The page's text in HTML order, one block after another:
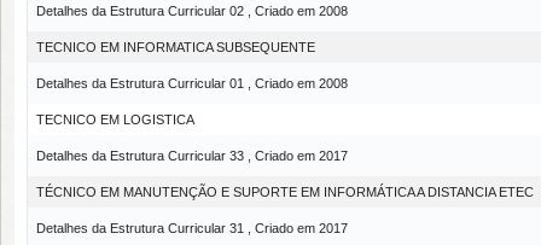
Detalhes da Estrutura Curricular 02 , Criado em 2008
TECNICO EM INFORMATICA SUBSEQUENTE
Detalhes da Estrutura Curricular 01 , Criado em 2008
TECNICO EM LOGISTICA
Detalhes da Estrutura Curricular 33 , Criado em 2017
TÉCNICO EM MANUTENÇÃO E SUPORTE EM INFORMÁTICA A DISTANCIA ETEC
Detalhes da Estrutura Curricular 31 , Criado em 2017